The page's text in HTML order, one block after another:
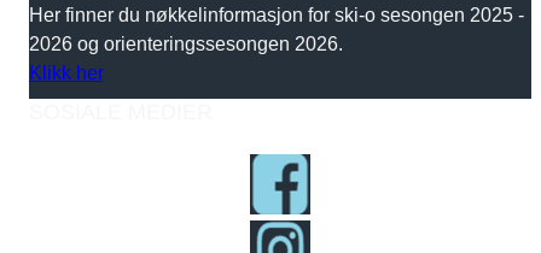
Her finner du nøkkelinformasjon for ski-o sesongen 2025 -
2026 og orienteringssesongen 2026.
Klikk her